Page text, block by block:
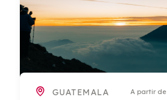
GUATEMALA A partir de